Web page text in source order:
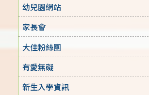
幼兒園網站
家長會
大佳粉絲團
有愛無礙
新生入學資訊